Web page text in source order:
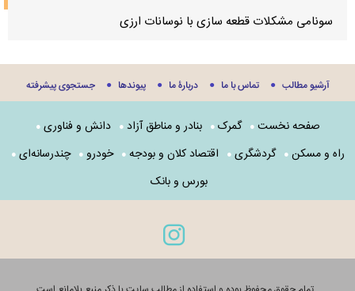
سونامی مشکلات قطعه سازی با نوسانات ارزی
آرشیو مطالب تماس با ما دربارۀ ما پيوندها جستجوی پيشرفته
صفحه نخست گمرک بنادر و مناطق آزاد
دانش و فناوری
راه و مسکن
گردشگری اقتصاد کلان و بودجه خودرو
چندرسانه‌ای
بورس و بانک